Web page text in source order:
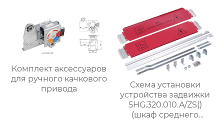
Комплект аксессуаров
для ручного качкового
привода
Схема установки
устройства задвижки
5HG.320.010.A/ZS()
(шкаф среднего